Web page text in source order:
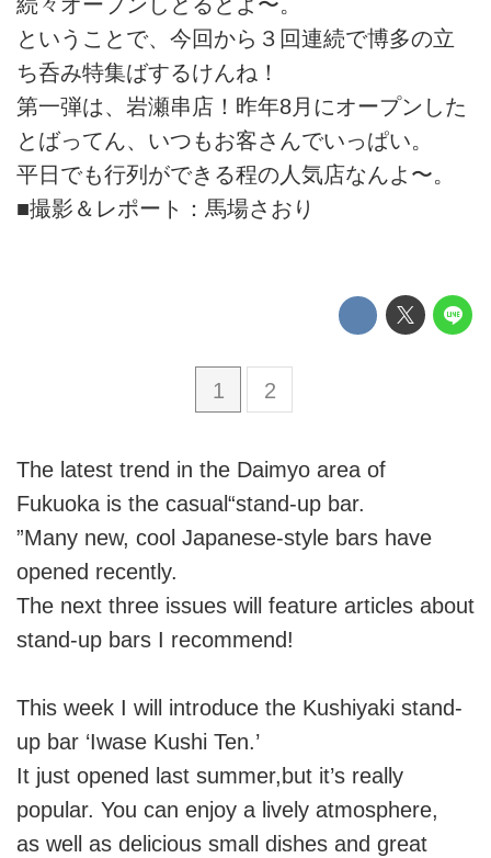
ということで、今回から３回連続で博多の立
ち呑み特集ばするけんね！
第一弾は、岩瀬串店！昨年8月にオープンした
とばってん、いつもお客さんでいっぱい。
平日でも行列ができる程の人気店なんよ〜。
■撮影＆レポート：馬場さおり
1 2
The latest trend in the Daimyo area of
Fukuoka is the casual“stand-up bar.
”Many new, cool Japanese-style bars have
opened recently.
The next three issues will feature articles about
stand-up bars I recommend!
This week I will introduce the Kushiyaki stand-
up bar ‘Iwase Kushi Ten.’
It just opened last summer,but it’s really
popular. You can enjoy a lively atmosphere,
as well as delicious small dishes and great